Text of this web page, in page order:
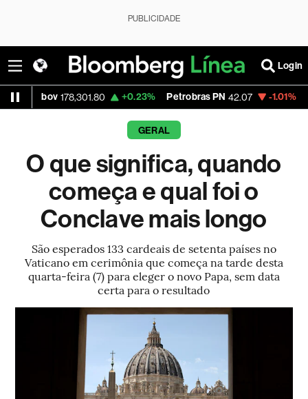
PUBLICIDADE
Login
178,301.80 +0.23% Petrobras PN 42.07 -1.01% Vale ON
GERAL
O que significa, quando
começa e qual foi o
Conclave mais longo
São esperados 133 cardeais de setenta países no
Vaticano em cerimônia que começa na tarde desta
quarta-feira (7) para eleger o novo Papa, sem data
certa para o resultado